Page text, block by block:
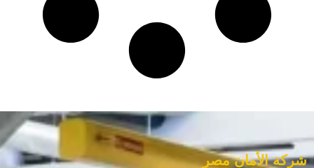
شركة الأمان مصر